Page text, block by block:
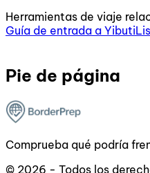
Herramientas de viaje
Guía de entrada a Yibuti
Pie de página
Comprueba qué podría
© 2026 - Todos los